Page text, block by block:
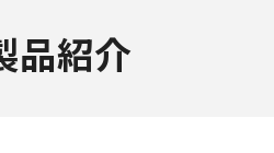
品紹介